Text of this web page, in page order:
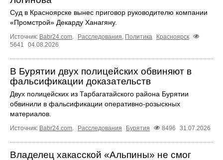
Суд в Красноярске вынес приговор руководителю компании
«Промстрой» Декарду Ханагяну.
Источник: Babr24.com Расследования Политика
Красноярск
5641
04.08.2026
В Бурятии двух полицейских обвиняют в
фальсификации доказательств
Двух полицейских из Тарбагатайского района Бурятии
обвинили в фальсификации оперативно-розыскных
материалов.
Источник: Babr24.com Расследования Бурятия 8496 31.07.2026
Владелец хакасской «Альпины» не смог